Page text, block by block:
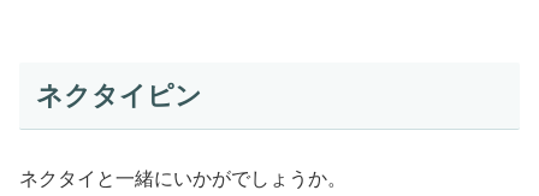
ネクタイピン
ネクタイと一緒にいかがでしょうか。